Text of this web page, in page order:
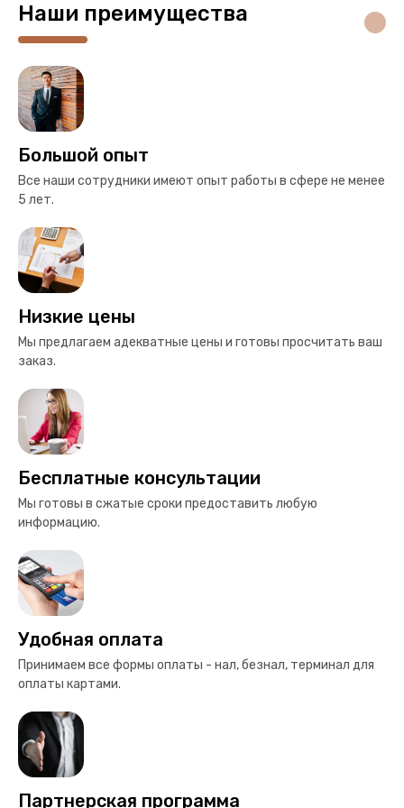
Наши преимущества
Большой опыт
Все наши сотрудники имеют опыт работы в сфере не менее
5 лет.
Низкие цены
Мы предлагаем адекватные цены и готовы просчитать ваш
заказ.
Бесплатные консультации
Мы готовы в сжатые сроки предоставить любую
информацию.
Удобная оплата
Принимаем все формы оплаты - нал, безнал, терминал для
оплаты картами.
Партнерская программа